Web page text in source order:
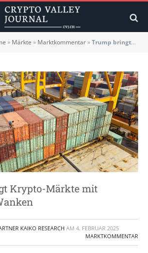
» Märkte » Marktkommentar»Trump bringt Krypto-Märkte mit Zöllen ins Wanken
Krypto-Märkte mit
KAIKO RESEARCH AM 4. FEBRUAR 2025
MARKTKOMMENTAR